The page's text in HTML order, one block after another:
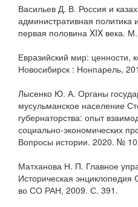
Васильев Д. В. Россия и
административная политика
первая половина XIX века.
Евразийский мир: ценности,
Новосибирск : Нонпарель,
Лысенко Ю. А. Органы
мусульманское население
губернаторства: опыт
социально-экономических
Вопросы истории. 2020. №
Матханова Н. П. Главное
Историческая
во СО РАН, 2009. С. 391.